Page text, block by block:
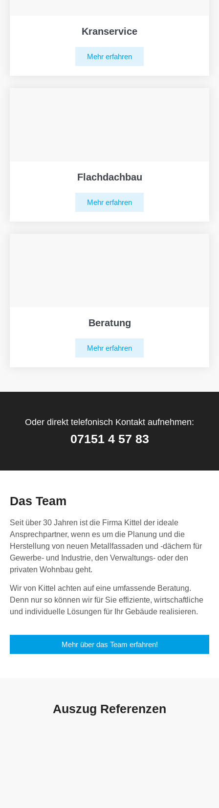
Kranservice
Mehr erfahren
Flachdachbau
Mehr erfahren
Beratung
Mehr erfahren
Oder direkt telefonisch Kontakt aufnehmen:
07151 4 57 83
Das Team
Seit über 30 Jahren ist die Firma Kittel der ideale
Ansprechpartner, wenn es um die Planung und die
Herstellung von neuen Metallfassaden und -dächern für
Gewerbe- und Industrie, den Verwaltungs- oder den
privaten Wohnbau geht.
Wir von Kittel achten auf eine umfassende Beratung.
Denn nur so können wir für Sie effiziente, wirtschaftliche
und individuelle Lösungen für Ihr Gebäude realisieren.
Mehr über das Team erfahren!
Auszug Referenzen